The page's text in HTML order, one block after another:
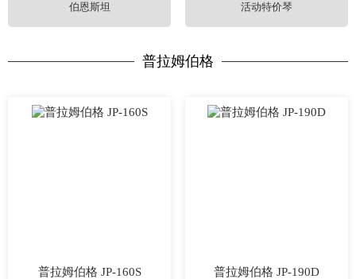
伯恩斯坦 活动特价琴
普拉姆伯格
普拉姆伯格 JP-160S 普拉姆伯格 JP-190D